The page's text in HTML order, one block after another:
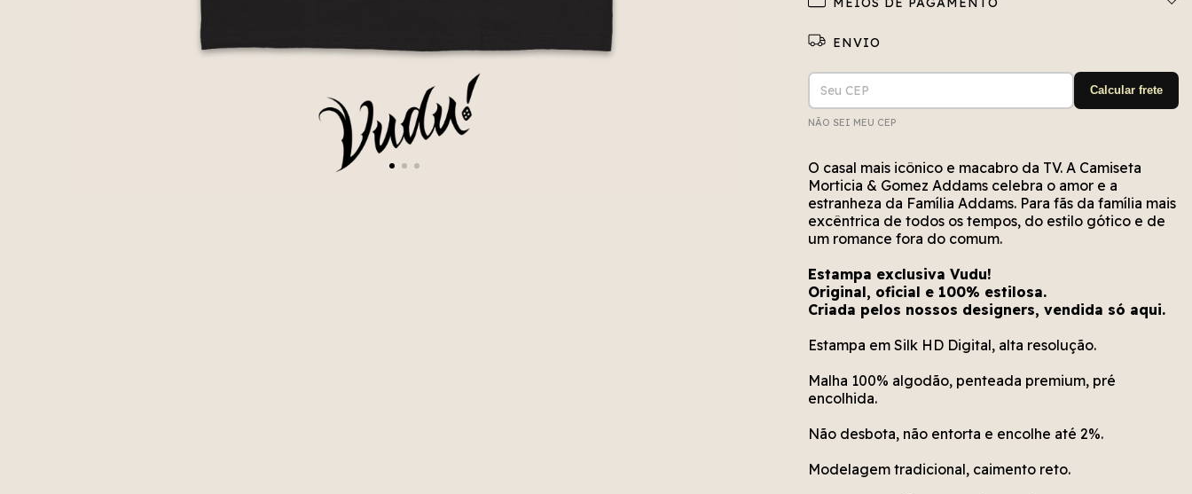
Entregas para o CEP:
ALTERAR CEP
Calcular frete
NÃO SEI MEU CEP
escrito?
alguns segundos.
novamente em alguns segundos.
O casal mais icônico e macabro da TV. A Camiseta
Morticia & Gomez Addams celebra o amor e a
estranheza da Família Addams. Para fãs da família mais
excêntrica de todos os tempos, do estilo gótico e de
um romance fora do comum.
Estampa exclusiva Vudu!
Original, oficial e 100% estilosa.
Criada pelos nossos designers, vendida só aqui.
Estampa em Silk HD Digital, alta resolução.
Malha 100% algodão, penteada premium, pré
encolhida.
Não desbota, não entorta e encolhe até 2%.
Modelagem tradicional, caimento reto.